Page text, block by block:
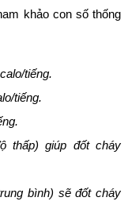
khảo con số thống
tiếng.
tiếng.
thấp) giúp đốt cháy
bình) sẽ đốt cháy